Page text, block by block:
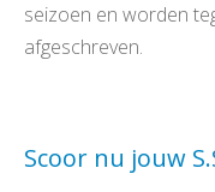
seizoen en worden
afgeschreven.
Scoor nu jouw